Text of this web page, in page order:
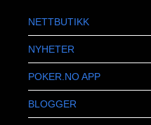
NETTBUTIKK
NYHETER
POKER.NO APP
BLOGGER